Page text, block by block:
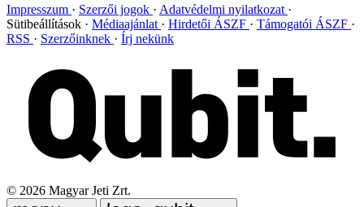
Impresszum Szerzői jogok
Adatvédelmi nyilatkozat
Sütibeállítások
Médiaajánlat Hirdetői ÁSZF
Támogatói ÁSZF
RSS
Szerzőinknek Írj nekünk
© 2026 Magyar Jeti Zrt.